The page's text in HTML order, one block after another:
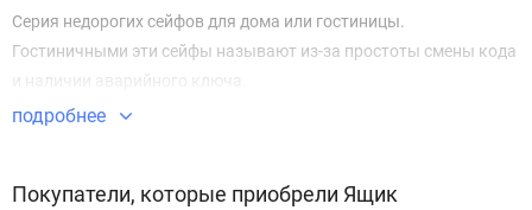
Серия недорогих сейфов для дома или гостиницы.
Гостиничными эти сейфы называют из-за простоты смены кода
и наличии аварийного ключа.
подробнее
Покупатели, которые приобрели Ящик